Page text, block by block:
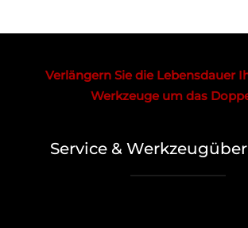
Verlängern Sie die Lebensdauer
Werkzeuge um das
Service &